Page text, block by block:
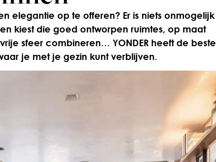
elegantie op te offeren? Er is niets onmogelijk
kiest die goed ontworpen ruimtes, op maat
sfeer combineren… YONDER heeft de beste
je met je gezin kunt verblijven.